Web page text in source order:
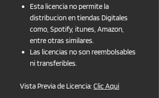
Esta licencia no permite la
distribucion en tiendas Digitales
como, Spotify, itunes, Amazon,
entre otras similares.
Las licencias no son reembolsables
ni transferibles.
Vista Previa de Licencia: Clic Aqui